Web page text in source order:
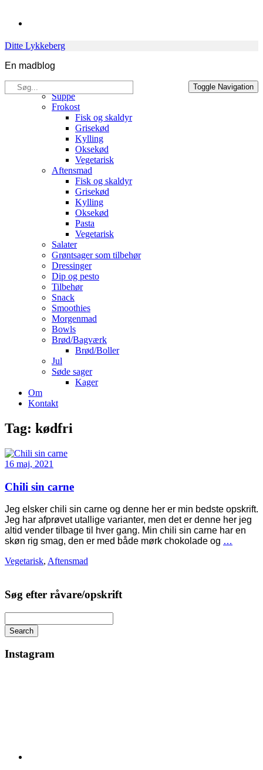
Ditte Lykkeberg
En madblog
Søg
efter:
Toggle Navigation
Opskrifter
Suppe
Frokost
Fisk og skaldyr
Grisekød
Kylling
Oksekød
Vegetarisk
Aftensmad
Fisk og skaldyr
Grisekød
Kylling
Oksekød
Pasta
Vegetarisk
Salater
Grøntsager som tilbehør
Dressinger
Dip og pesto
Tilbehør
Snack
Smoothies
Morgenmad
Bowls
Brød/Bagværk
Brød/Boller
Jul
Søde sager
Kager
Om
Kontakt
Tag: kødfri
16 maj, 2021
Chili sin carne
Jeg elsker chili sin carne og denne her er min bedste opskrift.
Jeg har afprøvet utallige varianter, men det er denne her jeg
altid vender tilbage til hver gang. Min chili sin carne har en
skøn rig smag, den er med både mørk chokolade og …
Vegetarisk, Aftensmad
Søg efter råvare/opskrift
Search
Instagram